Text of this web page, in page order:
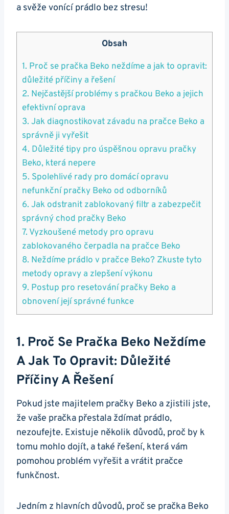
a svěže vonící prádlo bez stresu!
Obsah
1. Proč se pračka Beko neždíme a​ jak to opravit:
důležité příčiny a řešení
2. Nejčastější problémy⁤ s ⁣pračkou Beko a jejich
efektivní ‍oprava
3. Jak diagnostikovat závadu na⁣ pračce Beko a
‌správně ⁣ji vyřešit
4. Důležité tipy pro úspěšnou opravu pračky
Beko, která nepere
5. Spolehlivé rady pro domácí opravu⁢
nefunkční ⁢pračky Beko od odborníků
6.‍ Jak odstranit zablokovaný filtr a zabezpečit
správný chod ​pračky ​Beko
7. Vyzkoušené metody pro opravu
zablokovaného čerpadla na pračce Beko
8. Neždíme prádlo v pračce Beko? Zkuste tyto
metody opravy a ‌zlepšení výkonu
9. Postup pro resetování‍ pračky Beko a
obnovení​ její správné ⁤funkce
1. Proč Se Pračka Beko Neždíme
A​ Jak To Opravit: Důležité
Příčiny A Řešení
Pokud jste majitelem pračky ​Beko ‍a zjistili jste,
že vaše pračka přestala‍ ždímat prádlo,
nezoufejte. Existuje několik důvodů, proč by k​
tomu mohlo dojít, a také řešení, která⁢ vám
pomohou problém ⁢vyřešit ‍a vrátit pračce
⁤funkčnost.
Jedním z hlavních důvodů, ‌proč se pračka Beko